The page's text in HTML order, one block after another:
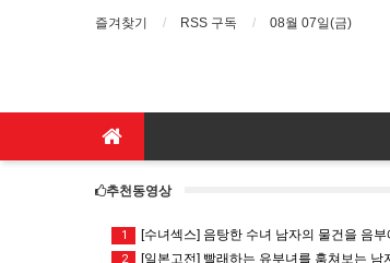
즐겨찾기 RSS 구독 08월 07일(금)
추천동영상
1 [수녀섹스] 음탕한 수녀 남자의 물건을 음부
2 [일본고전] 빨래하는 유부녀를 훔쳐보는 남자